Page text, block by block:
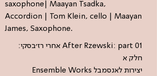
saxophone| Maayan Tsadka,
Accordion | Tom Klein, cello | Maayan
James, Saxophone.
After Rzewski: part 01 אחרי רז׳בסקי:
חלק א
יצירות לאנסמבל Ensemble Works